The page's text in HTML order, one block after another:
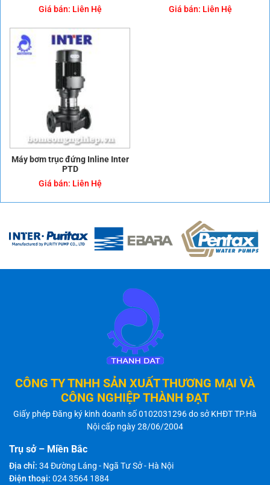
Giá bán: Liên Hệ
Giá bán: Liên Hệ
Máy bơm trục đứng Inline Inter
PTD
Giá bán: Liên Hệ
CÔNG TY TNHH SẢN XUẤT THƯƠNG MẠI VÀ
CÔNG NGHIỆP THÀNH ĐẠT
Giấy phép Đăng ký kinh doanh số 0102031296 do sở KHĐT TP.Hà
Nội cấp ngày 28/06/2004
Trụ sở – Miền Bắc
Địa chỉ: 34 Đường Láng - Ngã Tư Sở - Hà Nội
Điện thoại: 024 3564 1884